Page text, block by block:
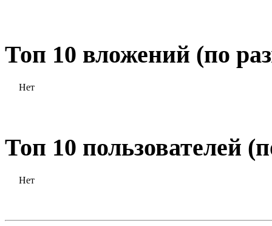
Топ 10 вложений (по
Нет
Топ 10 пользователей
Нет